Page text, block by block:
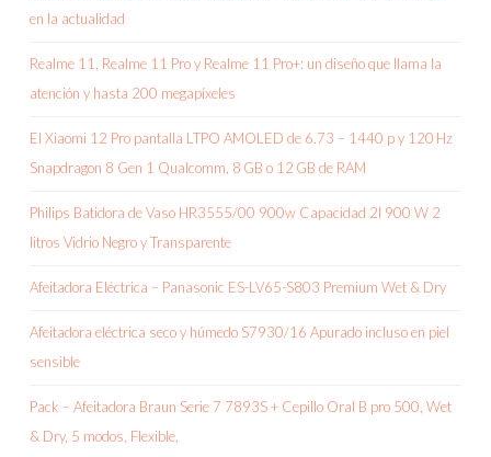
en la actualidad
Realme 11, Realme 11 Pro y Realme 11 Pro+: un diseño que llama la
atención y hasta 200 megapíxeles
El Xiaomi 12 Pro pantalla LTPO AMOLED de 6.73 – 1440 p y 120 Hz
Snapdragon 8 Gen 1 Qualcomm, 8 GB o 12 GB de RAM
Philips Batidora de Vaso HR3555/00 900w Capacidad 2l 900 W 2
litros Vidrio Negro y Transparente
Afeitadora Eléctrica – Panasonic ES-LV65-S803 Premium Wet & Dry
Afeitadora eléctrica seco y húmedo S7930/16 Apurado incluso en piel
sensible
Pack – Afeitadora Braun Serie 7 7893S + Cepillo Oral B pro 500, Wet
& Dry, 5 modos, Flexible,